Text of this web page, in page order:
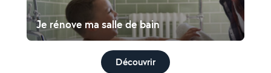
Je rénove ma salle de bain
Découvrir